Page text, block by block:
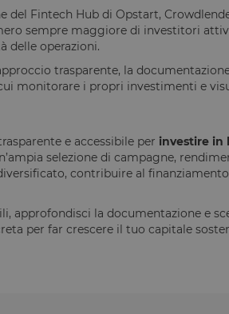
del Fintech Hub di Opstart,
sempre maggiore di investitori
delle operazioni.
trasparente, la
cui monitorare i propri investimenti e
e accessibile per investire in
selezione di campagne,
contribuire al
approfondisci la documentazione e
per far crescere il tuo capitale
utilizza e se i visitatori hanno
di ciascuna categoria. Ciò consente
che i cookie di ciascuna categoria
utenti, quando non viene fornito il
normale di un anno, in modo che i
le loro preferenze ricordate. Non
identificare il visitatore del sito.
Archiviazione locale
Archiviazione locale